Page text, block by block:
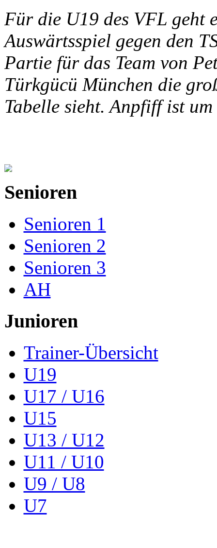
Für die U19 des VFL geht
Auswärtsspiel gegen den
Partie für das Team von
Türkgücü München die
Tabelle sieht. Anpfiff ist
Senioren
Senioren 1
Senioren 2
Senioren 3
AH
Junioren
Trainer-Übersicht
U19
U17 / U16
U15
U13 / U12
U11 / U10
U9 / U8
U7